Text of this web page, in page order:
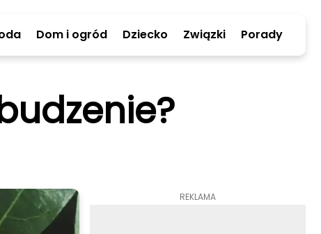
Dom i ogród Dziecko Związki Porady
REKLAMA